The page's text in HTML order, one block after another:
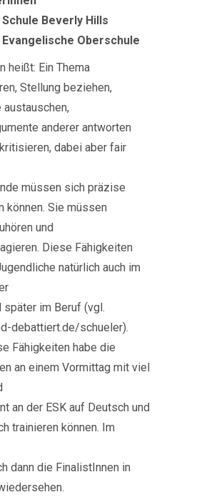
Beverly Hills
Oberschule
heißt: Ein Thema
Stellung beziehen,
austauschen,
anderer antworten
dabei aber fair
müssen sich präzise
können. Sie müssen
und
Diese Fähigkeiten
natürlich auch im
später im Beruf (vgl.
debattiert.de/schueler).
Fähigkeiten habe die
an einem Vormittag mit viel
an der ESK auf Deutsch und
trainieren können. Im
dann die FinalistInnen in